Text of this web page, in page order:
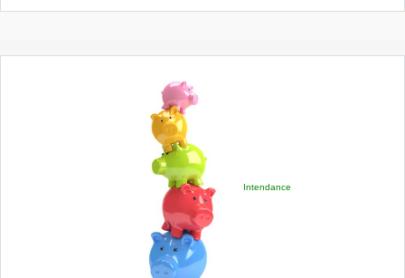
Intendance